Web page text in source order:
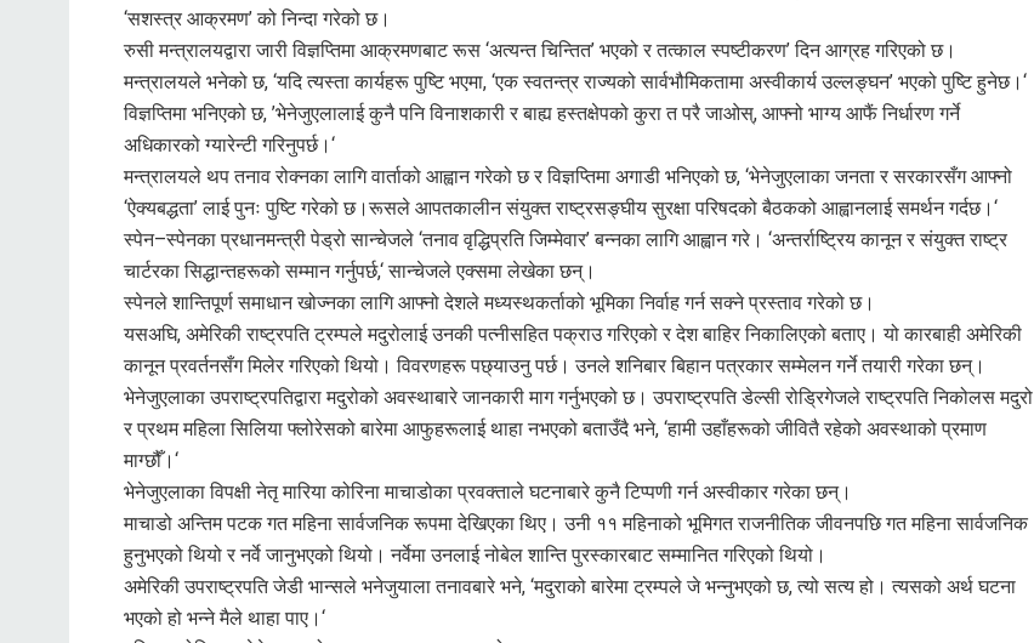
‘सशस्त्र आक्रमण’ को निन्दा गरेको छ।
रुसी मन्त्रालयद्वारा जारी विज्ञप्तिमा आक्रमणबाट रूस ‘अत्यन्त चिन्तित’ भएको र तत्काल स्पष्टीकरण’ दिन आग्रह गरिएको छ।
मन्त्रालयले भनेको छ, ‘यदि त्यस्ता कार्यहरू पुष्टि भएमा, ‘एक स्वतन्त्र राज्यको सार्वभौमिकतामा अस्वीकार्य उल्लङ्घन’ भएको पुष्टि हुनेछ।‘
विज्ञप्तिमा भनिएको छ, ’भेनेजुएलालाई कुनै पनि विनाशकारी र बाह्य हस्तक्षेपको कुरा त परै जाओस्, आफ्नो भाग्य आफैं निर्धारण गर्ने
अधिकारको ग्यारेन्टी गरिनुपर्छ।‘
मन्त्रालयले थप तनाव रोक्नका लागि वार्ताको आह्वान गरेको छ र विज्ञप्तिमा अगाडी भनिएको छ, ‘भेनेजुएलाका जनता र सरकारसँग आफ्नो
‘ऐक्यबद्धता’ लाई पुनः पुष्टि गरेको छ।रूसले आपतकालीन संयुक्त राष्ट्रसङ्घीय सुरक्षा परिषदको बैठकको आह्वानलाई समर्थन गर्दछ।‘
स्पेन–स्पेनका प्रधानमन्त्री पेड्रो सान्चेजले ‘तनाव वृद्धिप्रति जिम्मेवार’ बन्नका लागि आह्वान गरे। ‘अन्तर्राष्ट्रिय कानून र संयुक्त राष्ट्र
चार्टरका सिद्धान्तहरूको सम्मान गर्नुपर्छ,‘ सान्चेजले एक्समा लेखेका छन्।
स्पेनले शान्तिपूर्ण समाधान खोज्नका लागि आफ्नो देशले मध्यस्थकर्ताको भूमिका निर्वाह गर्न सक्ने प्रस्ताव गरेको छ।
यसअघि, अमेरिकी राष्ट्रपति ट्रम्पले मदुरोलाई उनकी पत्नीसहित पक्राउ गरिएको र देश बाहिर निकालिएको बताए। यो कारबाही अमेरिकी
कानून प्रवर्तनसँग मिलेर गरिएको थियो। विवरणहरू पछ्याउनु पर्छ। उनले शनिबार बिहान पत्रकार सम्मेलन गर्ने तयारी गरेका छन्।
भेनेजुएलाका उपराष्ट्रपतिद्वारा मदुरोको अवस्थाबारे जानकारी माग गर्नुभएको छ। उपराष्ट्रपति डेल्सी रोड्रिगेजले राष्ट्रपति निकोलस मदुरो
र प्रथम महिला सिलिया फ्लोरेसको बारेमा आफुहरूलाई थाहा नभएको बताउँदै भने, ‘हामी उहाँहरूको जीवितै रहेको अवस्थाको प्रमाण
माग्छौँ।‘
भेनेजुएलाका विपक्षी नेतृ मारिया कोरिना माचाडोका प्रवक्ताले घटनाबारे कुनै टिप्पणी गर्न अस्वीकार गरेका छन्।
माचाडो अन्तिम पटक गत महिना सार्वजनिक रूपमा देखिएका थिए। उनी ११ महिनाको भूमिगत राजनीतिक जीवनपछि गत महिना सार्वजनिक
हुनुभएको थियो र नर्वे जानुभएको थियो। नर्वेमा उनलाई नोबेल शान्ति पुरस्कारबाट सम्मानित गरिएको थियो।
अमेरिकी उपराष्ट्रपति जेडी भान्सले भनेजुयाला तनावबारे भने, ‘मदुराको बारेमा ट्रम्पले जे भन्नुभएको छ, त्यो सत्य हो। त्यसको अर्थ घटना
भएको हो भन्ने मैले थाहा पाए।‘